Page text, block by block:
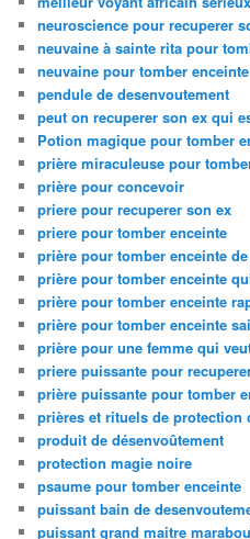
neuroscience pour recuperer
neuvaine à sainte rita pour
neuvaine pour tomber enceinte
pendule de desenvoutement
peut on recuperer son ex qui
Potion magique pour tomber
prière miraculeuse pour
prière pour concevoir
priere pour recuperer son ex
priere pour tomber enceinte
prière pour tomber enceinte
prière pour tomber enceinte
prière pour tomber enceinte
prière pour tomber enceinte
prière pour une femme qui
priere puissante pour
prière puissante pour tomber
prières et rituels de protection
produit de désenvoûtement
protection magie noire
psaume pour tomber enceinte
puissant bain de
puissant grand maitre